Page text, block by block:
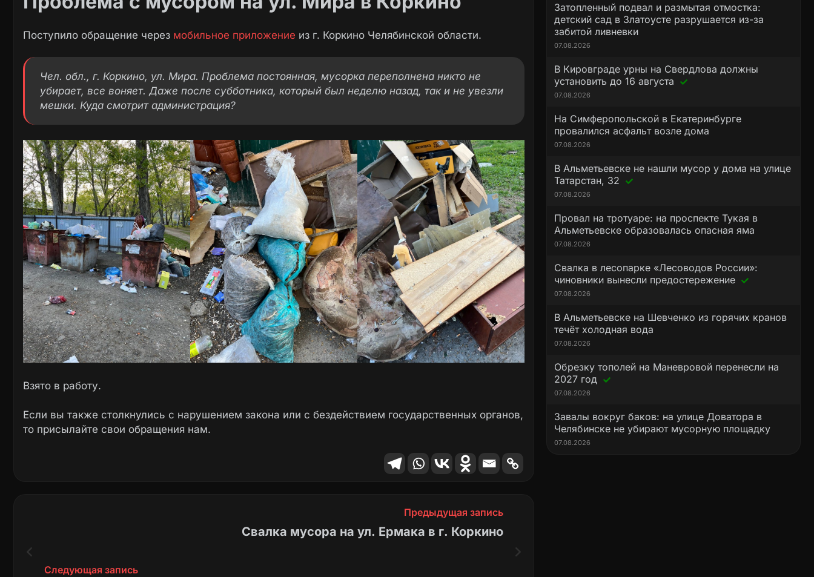
Поступило обращение через мобильное приложение из г. Коркино Челябинской области.
Чел. обл., г. Коркино, ул. Мира. Проблема постоянная, мусорка переполнена никто не
убирает, все воняет. Даже после субботника, который был неделю назад, так и не увезли
мешки. Куда смотрит администрация?
Взято в работу.
Если вы также столкнулись с нарушением закона или с бездействием государственных органов,
то присылайте свои обращения нам.
Предыдущая запись
Свалка мусора на ул. Ермака в г. Коркино
Следующая запись
Затопленный подвал и размытая отмостка:
детский сад в Златоусте разрушается из-за
забитой ливневки
07.08.2026
В Кировграде урны на Свердлова должны
установить до 16 августа
07.08.2026
На Симферопольской в Екатеринбурге
провалился асфальт возле дома
07.08.2026
В Альметьевске не нашли мусор у дома на улице
Татарстан, 32
07.08.2026
Провал на тротуаре: на проспекте Тукая в
Альметьевске образовалась опасная яма
07.08.2026
Свалка в лесопарке «Лесоводов России»:
чиновники вынесли предостережение
07.08.2026
В Альметьевске на Шевченко из горячих кранов
течёт холодная вода
07.08.2026
Обрезку тополей на Маневровой перенесли на
2027 год
07.08.2026
Завалы вокруг баков: на улице Доватора в
Челябинске не убирают мусорную площадку
07.08.2026